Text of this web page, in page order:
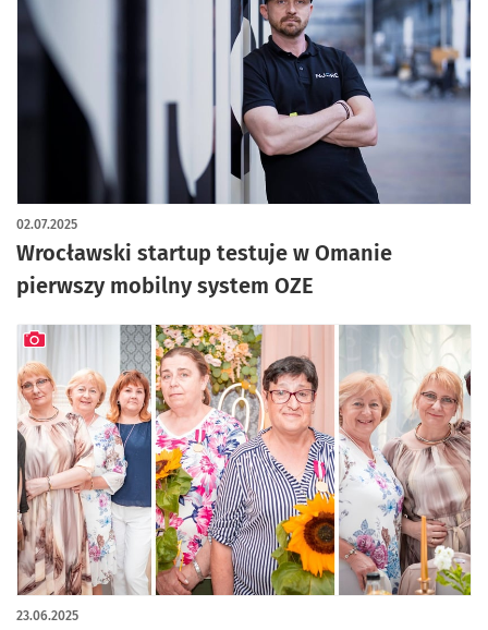
Wrocławski startup testuje w Omanie
pierwszy mobilny system OZE
02.07.2025
23.06.2025
artykuł z galerią zdjęć